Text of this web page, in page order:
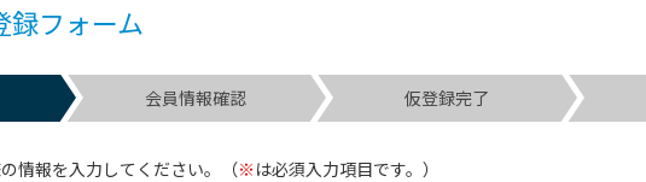
録フォーム
会員情報確認 仮登録完了
情報を入力してください。（※ は必須入力項目です。）